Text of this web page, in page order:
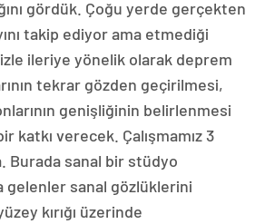
gördük. Çoğu yerde gerçekten
takip ediyor ama etmediği
ileriye yönelik olarak deprem
tekrar gözden geçirilmesi,
genişliğinin belirlenmesi
katkı verecek. Çalışmamız 3
Burada sanal bir stüdyo
gelenler sanal gözlüklerini
kırığı üzerinde